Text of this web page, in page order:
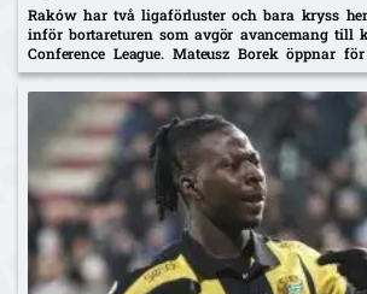
Raków har två ligaförluster och bara kryss
inför bortareturen som avgör avancemang till
Conference League. Mateusz Borek öppnar
sparken vid förlust.